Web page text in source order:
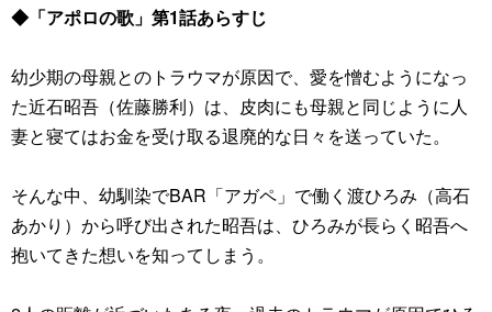
◆「アポロの歌」第1話あらすじ
幼少期の母親とのトラウマが原因で、愛を憎むようになっ
た近石昭吾（佐藤勝利）は、皮肉にも母親と同じように人
妻と寝てはお金を受け取る退廃的な日々を送っていた。
そんな中、幼馴染でBAR「アガペ」で働く渡ひろみ（高石
あかり）から呼び出された昭吾は、ひろみが長らく昭吾へ
抱いてきた想いを知ってしまう。